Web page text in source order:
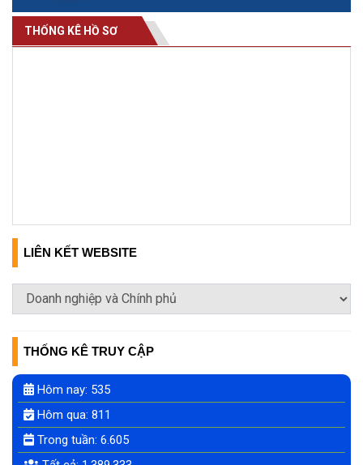
THỐNG KÊ HỒ SƠ
LIÊN KẾT WEBSITE
THỐNG KÊ TRUY CẬP
Hôm nay: 535
Hôm qua: 811
Trong tuần: 6.605